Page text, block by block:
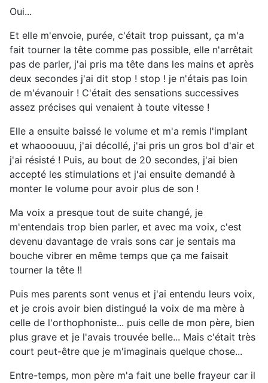
Oui...
Et elle m'envoie, purée, c'était trop puissant, ça m'a
fait tourner la tête comme pas possible, elle n'arrêtait
pas de parler, j'ai pris ma tête dans les mains et après
deux secondes j'ai dit stop ! stop ! je n'étais pas loin
de m'évanouir ! C'était des sensations successives
assez précises qui venaient à toute vitesse !
Elle a ensuite baissé le volume et m'a remis l'implant
et whaooouuu, j'ai décollé, j'ai pris un gros bol d'air et
j'ai résisté ! Puis, au bout de 20 secondes, j'ai bien
accepté les stimulations et j'ai ensuite demandé à
monter le volume pour avoir plus de son !
Ma voix a presque tout de suite changé, je
m'entendais trop bien parler, et avec ma voix, c'est
devenu davantage de vrais sons car je sentais ma
bouche vibrer en même temps que ça me faisait
tourner la tête !!
Puis mes parents sont venus et j'ai entendu leurs voix,
et je crois avoir bien distingué la voix de ma mère à
celle de l'orthophoniste... puis celle de mon père, bien
plus grave et je l'avais trouvée belle... Mais c'était très
court peut-être que je m'imaginais quelque chose...
Entre-temps, mon père m'a fait une belle frayeur car il